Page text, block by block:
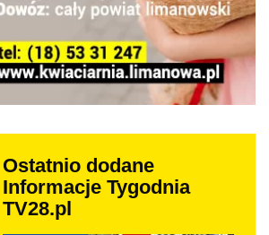
Ostatnio dodane
Informacje Tygodnia
TV28.pl